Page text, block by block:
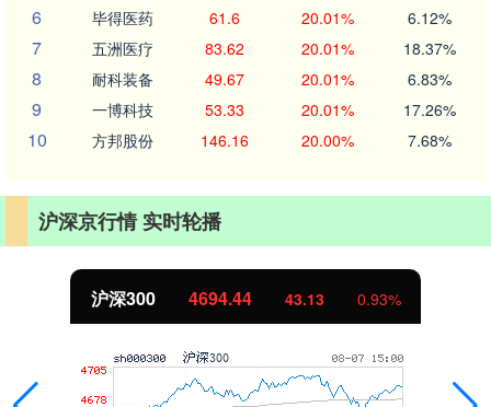
6 毕得医药 61.6 20.01% 6.12%
7 五洲医疗 83.62 20.01% 18.37%
8 耐科装备 49.67 20.01% 6.83%
9 一博科技 53.33 20.01% 17.26%
10 方邦股份 146.16 20.00% 7.68%
沪深京行情 实时轮播
沪深300 4694.44 43.13 0.93%